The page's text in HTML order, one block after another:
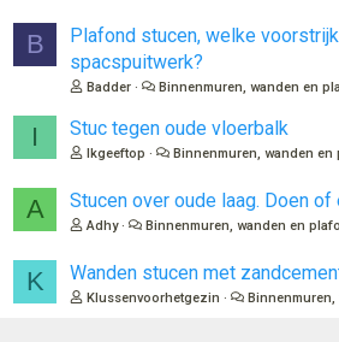
B
Plafond stucen, welke
spacspuitwerk?
Badder Binnenmuren, wanden en
I Stuc tegen oude vloerbalk
Ikgeeftop Binnenmuren, wanden en
A Stucen over oude laag. Doen
Adhy Binnenmuren, wanden en
K Wanden stucen met
Klussenvoorhetgezin